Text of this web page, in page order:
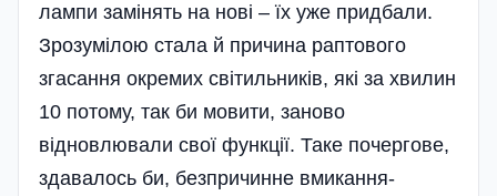
лампи замінять на нові – їх уже придбали.
Зрозумілою стала й причина раптового
згасання окремих світильників, які за хвилин
10 потому, так би мовити, заново
відновлювали свої функції. Таке почергове,
здавалось би, безпричинне вмикання-